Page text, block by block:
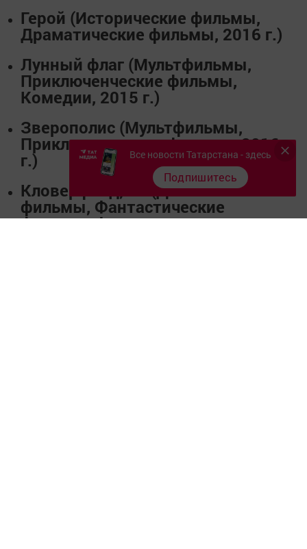
Герой (Исторические фильмы,
Драматические фильмы, 2016 г.)
Лунный флаг (Мультфильмы,
Приключенческие фильмы,
Комедии, 2015 г.)
Зверополис (Мультфильмы,
Приключенческие фильмы, 2016
г.)
Кловерфилд, 10
(Детективные
фильмы, Фантастические
фильмы, Фильмы ужасов,
Все новости Татарстана - здесь
Подпишитесь